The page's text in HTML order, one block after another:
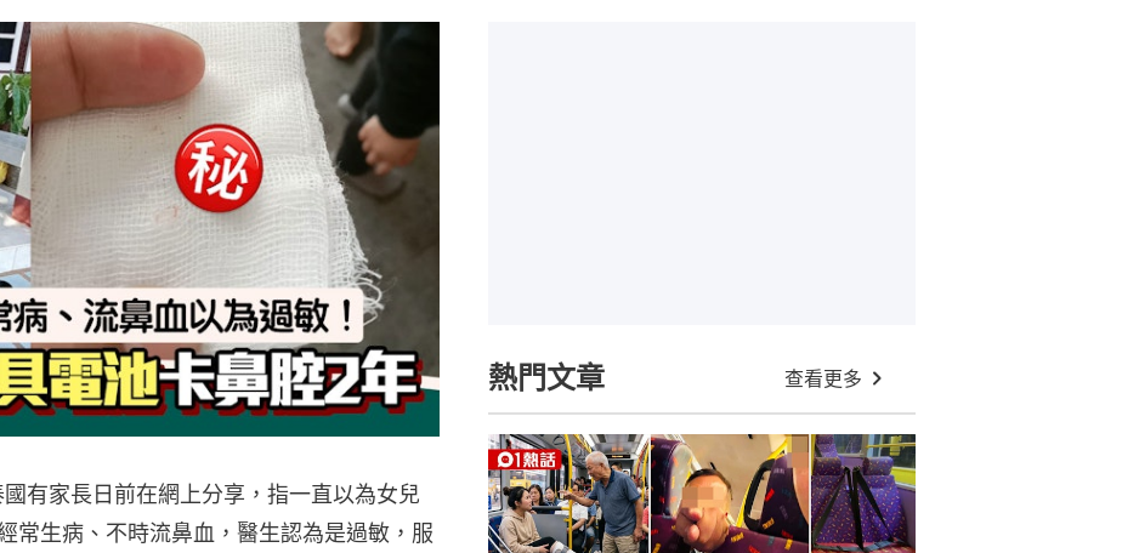
有家長日前在網上分享，指一直以為女兒
常生病、不時流鼻血，醫生認為是過敏，服
熱門文章 查看更多